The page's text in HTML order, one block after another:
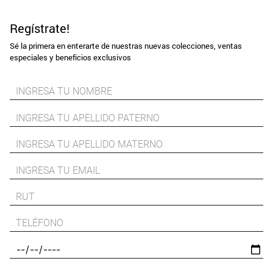
Regístrate!
Sé la primera en enterarte de nuestras nuevas colecciones, ventas
especiales y beneficios exclusivos